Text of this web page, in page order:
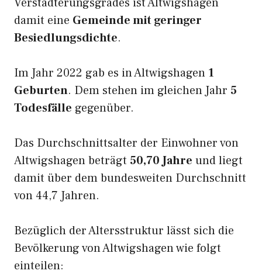
damit eine Gemeinde mit geringer
Besiedlungsdichte.
Im Jahr 2022 gab es in Altwigshagen 1
Geburten. Dem stehen im gleichen Jahr 5
Todesfälle gegenüber.
Das Durchschnittsalter der Einwohner von
Altwigshagen beträgt 50,70 Jahre und liegt
damit über dem bundesweiten Durchschnitt
von 44,7 Jahren.
Bezüglich der Altersstruktur lässt sich die
Bevölkerung von Altwigshagen wie folgt
einteilen: